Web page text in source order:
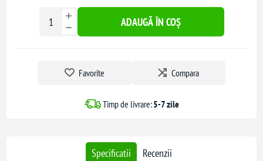
ADAUGĂ ÎN COȘ
Favorite Compara
Timp de livrare:5-7 zile
Specificatii Recenzii